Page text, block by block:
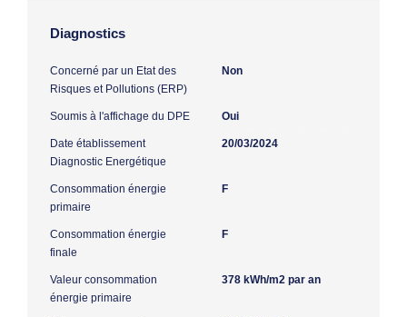
Diagnostics
Concerné par un Etat des
Risques et Pollutions (ERP)
Non
Soumis à l'affichage du DPE Oui
Date établissement
Diagnostic Energétique
20/03/2024
Consommation énergie
primaire
F
Consommation énergie
finale
F
Valeur consommation
énergie primaire
378 kWh/m2 par an